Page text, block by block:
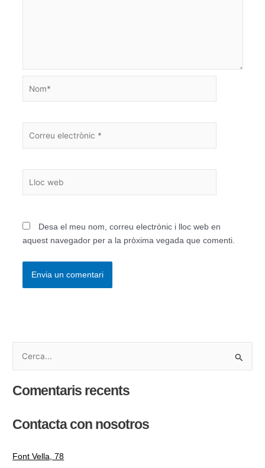
electrònic
web
Desa el meu nom, correu electrònic i lloc web en
aquest navegador per a la pròxima vegada que comenti.
r
a
Comentaris recents
Contacta con nosotros
Font Vella, 78